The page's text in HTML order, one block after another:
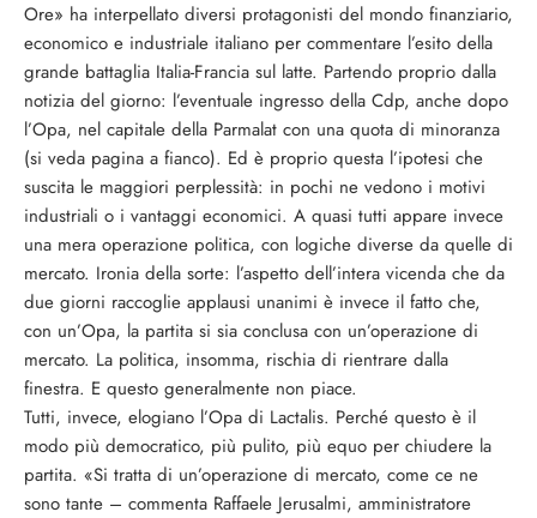
Ore» ha interpellato diversi protagonisti del mondo finanziario,
economico e industriale italiano per commentare l’esito della
grande battaglia Italia-Francia sul latte. Partendo proprio dalla
notizia del giorno: l’eventuale ingresso della Cdp, anche dopo
l’Opa, nel capitale della Parmalat con una quota di minoranza
(si veda pagina a fianco). Ed è proprio questa l’ipotesi che
suscita le maggiori perplessità: in pochi ne vedono i motivi
industriali o i vantaggi economici. A quasi tutti appare invece
una mera operazione politica, con logiche diverse da quelle di
mercato. Ironia della sorte: l’aspetto dell’intera vicenda che da
due giorni raccoglie applausi unanimi è invece il fatto che,
con un’Opa, la partita si sia conclusa con un’operazione di
mercato. La politica, insomma, rischia di rientrare dalla
finestra. E questo generalmente non piace.
Tutti, invece, elogiano l’Opa di Lactalis. Perché questo è il
modo più democratico, più pulito, più equo per chiudere la
partita. «Si tratta di un’operazione di mercato, come ce ne
sono tante – commenta Raffaele Jerusalmi, amministratore